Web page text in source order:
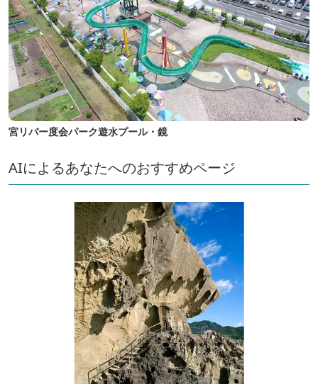
宮リバー度会パーク遊水プール・鏡
AIによるあなたへのおすすめページ